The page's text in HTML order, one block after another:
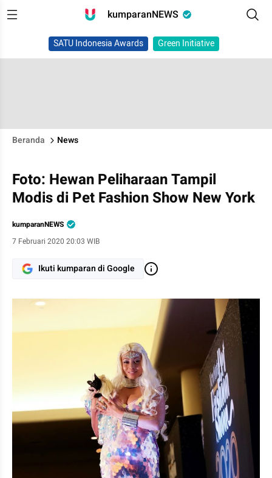
kumparanNEWS
SATU Indonesia Awards Green Initiative
Beranda News
Foto: Hewan Peliharaan Tampil
Modis di Pet Fashion Show New York
kumparanNEWS
7 Februari 2020 20:03 WIB
Ikuti kumparan di Google